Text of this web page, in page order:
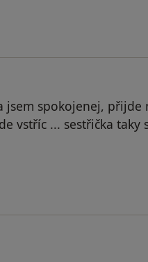
byl odstraněn
jsem spokojenej, přijde
vstříc ... sestřička taky